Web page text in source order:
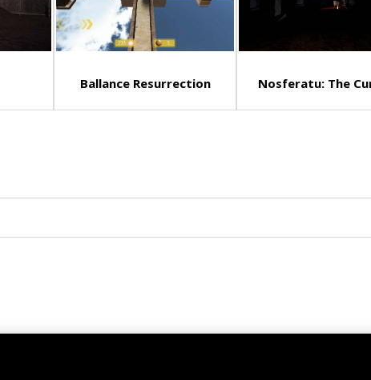
Ballance Resurrection Nosferatu: The